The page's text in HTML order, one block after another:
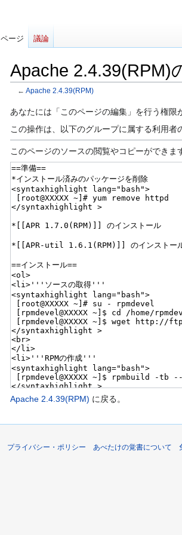
Apache 2.4.39(RPM)
← Apache 2.4.39(RPM)
ナ
ー
シ
ョ
ン
動
検
移
動
あなたには「このページの編集」を行う権
この操作は、以下のグループに属する利用者
このページのソースの閲覧やコピーができま
Apache 2.4.39(RPM) に戻る。
ページ 議論
プライバシー・ポリシー あべたけの覚書について